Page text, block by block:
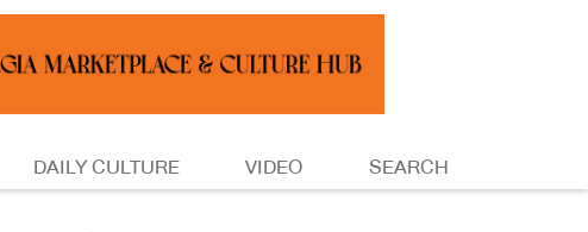
DAILY CULTURE VIDEO SEARCH